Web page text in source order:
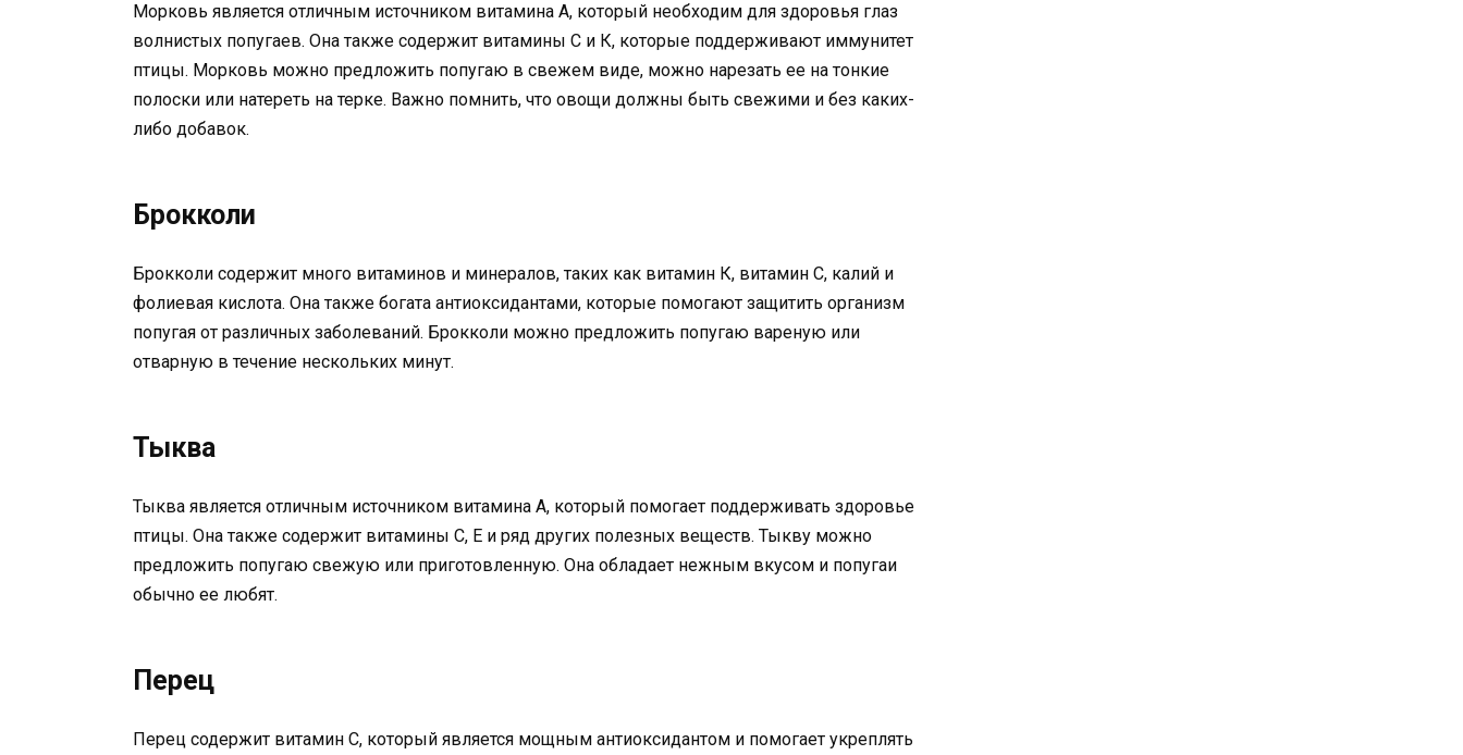
Морковь является отличным источником витамина A, который необходим для здоровья глаз
волнистых попугаев. Она также содержит витамины C и К, которые поддерживают иммунитет
птицы. Морковь можно предложить попугаю в свежем виде, можно нарезать ее на тонкие
полоски или натереть на терке. Важно помнить, что овощи должны быть свежими и без каких-
либо добавок.
Брокколи
Брокколи содержит много витаминов и минералов, таких как витамин К, витамин C, калий и
фолиевая кислота. Она также богата антиоксидантами, которые помогают защитить организм
попугая от различных заболеваний. Брокколи можно предложить попугаю вареную или
отварную в течение нескольких минут.
Тыква
Тыква является отличным источником витамина A, который помогает поддерживать здоровье
птицы. Она также содержит витамины С, Е и ряд других полезных веществ. Тыкву можно
предложить попугаю свежую или приготовленную. Она обладает нежным вкусом и попугаи
обычно ее любят.
Перец
Перец содержит витамин С, который является мощным антиоксидантом и помогает укреплять